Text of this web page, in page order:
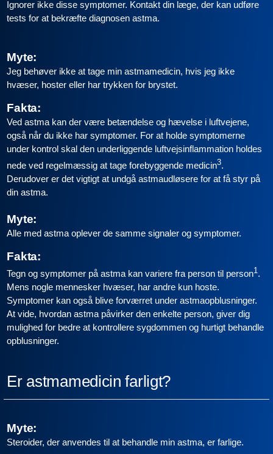
Ignorer ikke disse symptomer. Kontakt din læge, der kan udføre
tests for at bekræfte diagnosen astma.
Myte:
Jeg behøver ikke at tage min astmamedicin, hvis jeg ikke
hvæser, hoster eller har trykken for brystet.
Fakta:
Ved astma kan der være betændelse og hævelse i luftvejene,
også når du ikke har symptomer. For at holde symptomerne
under kontrol skal den underliggende luftvejsinflammation holdes
nede ved regelmæssig at tage forebyggende medicin3.
Derudover er det vigtigt at undgå astmaudløsere for at få styr på
din astma.
Myte:
Alle med astma oplever de samme signaler og symptomer.
Fakta:
Tegn og symptomer på astma kan variere fra person til person1.
Mens nogle mennesker hvæser, har andre kun hoste.
Symptomer kan også blive forværret under astmaopblusninger.
At vide, hvordan astma påvirker den enkelte person, giver dig
mulighed for bedre at kontrollere sygdommen og hurtigt behandle
opblusninger.
Er astmamedicin farligt?
Myte:
Steroider, der anvendes til at behandle min astma, er farlige.